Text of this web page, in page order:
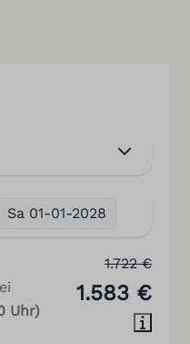
Sa 01-01-2028
1.722 €
1.583 €
Uhr)